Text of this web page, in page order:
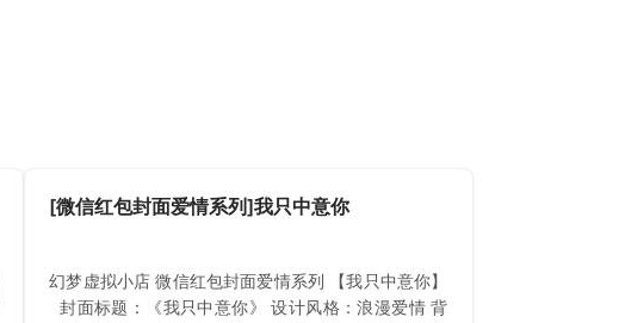
[微信红包封面爱情系列]我只中意你
幻梦虚拟小店 微信红包封面爱情系列 【我只中意你】
封面标题：《我只中意你》 设计风格：浪漫爱情 背